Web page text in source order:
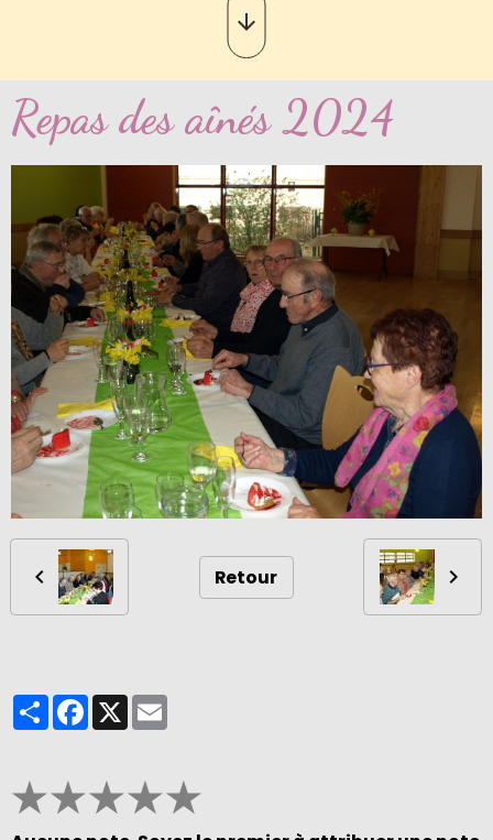
Repas des aînés 2024
Retour
PartagerFacebook
X
★★★★★